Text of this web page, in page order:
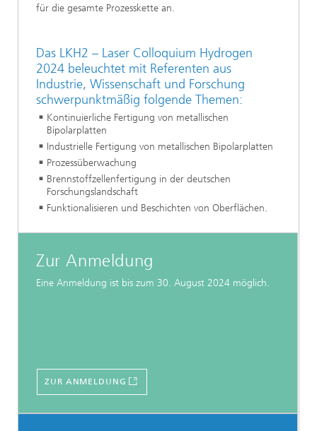
für die gesamte Prozesskette an.
Das LKH2 – Laser Colloquium Hydrogen
2024 beleuchtet mit Referenten aus
Industrie, Wissenschaft und Forschung
schwerpunktmäßig folgende Themen:
Kontinuierliche Fertigung von metallischen
Bipolarplatten
Industrielle Fertigung von metallischen Bipolarplatten
Prozessüberwachung
Brennstoffzellenfertigung in der deutschen
Forschungslandschaft
Funktionalisieren und Beschichten von Oberflächen.
Zur Anmeldung
Eine Anmeldung ist bis zum 30. August 2024 möglich.
ZUR ANMELDUNG